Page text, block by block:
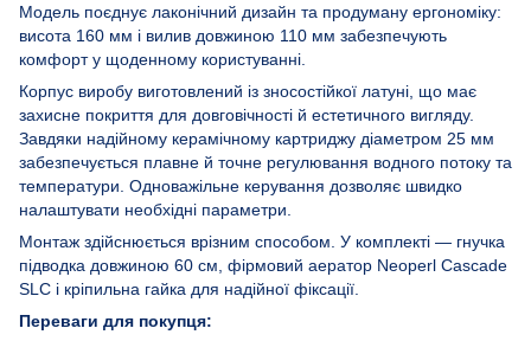
Модель поєднує лаконічний дизайн та продуману ергономіку:
висота 160 мм і вилив довжиною 110 мм забезпечують
комфорт у щоденному користуванні.
Корпус виробу виготовлений із зносостійкої латуні, що має
захисне покриття для довговічності й естетичного вигляду.
Завдяки надійному керамічному картриджу діаметром 25 мм
забезпечується плавне й точне регулювання водного потоку та
температури. Одноважільне керування дозволяє швидко
налаштувати необхідні параметри.
Монтаж здійснюється врізним способом. У комплекті — гнучка
підводка довжиною 60 см, фірмовий аератор Neoperl Cascade
SLC і кріпильна гайка для надійної фіксації.
Переваги для покупця: